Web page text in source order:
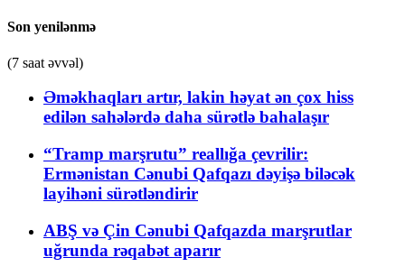
Son yenilənmə
(7 saat əvvəl)
Əməkhaqları artır, lakin həyat ən çox hiss
edilən sahələrdə daha sürətlə bahalaşır
“Tramp marşrutu” reallığa çevrilir:
Ermənistan Cənubi Qafqazı dəyişə biləcək
layihəni sürətləndirir
ABŞ və Çin Cənubi Qafqazda marşrutlar
uğrunda rəqabət aparır